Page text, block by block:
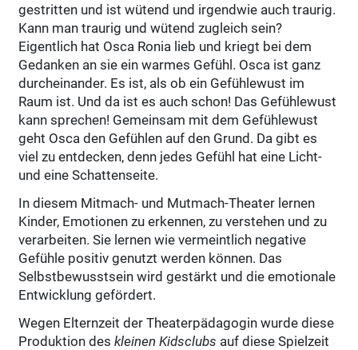
gestritten und ist wütend und irgendwie auch traurig.
Kann man traurig und wütend zugleich sein?
Eigentlich hat Osca Ronia lieb und kriegt bei dem
Gedanken an sie ein warmes Gefühl. Osca ist ganz
durcheinander. Es ist, als ob ein Gefühlewust im
Raum ist. Und da ist es auch schon! Das Gefühlewust
kann sprechen! Gemeinsam mit dem Gefühlewust
geht Osca den Gefühlen auf den Grund. Da gibt es
viel zu entdecken, denn jedes Gefühl hat eine Licht-
und eine Schattenseite.
In diesem Mitmach- und Mutmach-Theater lernen
Kinder, Emotionen zu erkennen, zu verstehen und zu
verarbeiten. Sie lernen wie vermeintlich negative
Gefühle positiv genutzt werden können. Das
Selbstbewusstsein wird gestärkt und die emotionale
Entwicklung gefördert.
Wegen Elternzeit der Theaterpädagogin wurde diese
Pro­duktion deskleinen Kidsclubs auf diese Spielzeit